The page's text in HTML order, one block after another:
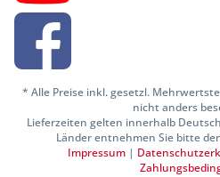
* Alle Preise inkl. gesetzl.
nicht anders
Lieferzeiten gelten innerhalb
Länder entnehmen Sie bitte
Impressum |